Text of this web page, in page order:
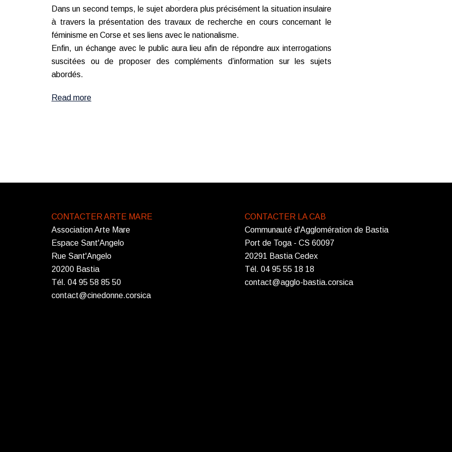
Dans un second temps, le sujet abordera plus précisément la situation insulaire
à travers la présentation des travaux de recherche en cours concernant le
féminisme en Corse et ses liens avec le nationalisme.
Enfin, un échange avec le public aura lieu afin de répondre aux interrogations
suscitées ou de proposer des compléments d’information sur les sujets
abordés.
Read more
CONTACTER ARTE MARE
Association Arte Mare
Espace Sant'Angelo
Rue Sant'Angelo
20200 Bastia
Tél. 04 95 58 85 50
contact@cinedonne.corsica
CONTACTER LA CAB
Communauté d'Agglomération de Bastia
Port de Toga - CS 60097
20291 Bastia Cedex
Tél. 04 95 55 18 18
contact@agglo-bastia.corsica